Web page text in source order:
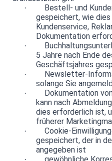
·
Bestell- und
gespeichert, wie
Kundenservice,
Dokumentation
·
5 Jahre nach Ende
Geschäftsjahres
·
Newsletter-
solange Sie
·
Dokumentation
kann nach
dies erforderlich ist,
früherer
·
Cookie-
gespeichert, der in
angegeben ist
·